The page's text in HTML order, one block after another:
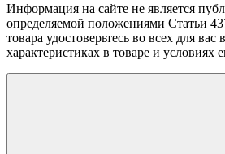
Информация на сайте не является
определяемой положениями Статьи
товара удостоверьтесь во всех для
характеристиках в товаре и условиях